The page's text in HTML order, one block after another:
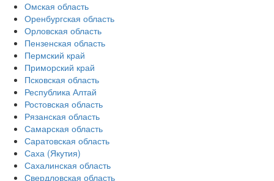
Омская область
Оренбургская область
Орловская область
Пензенская область
Пермский край
Приморский край
Псковская область
Республика Алтай
Ростовская область
Рязанская область
Самарская область
Саратовская область
Саха (Якутия)
Сахалинская область
Свердловская область